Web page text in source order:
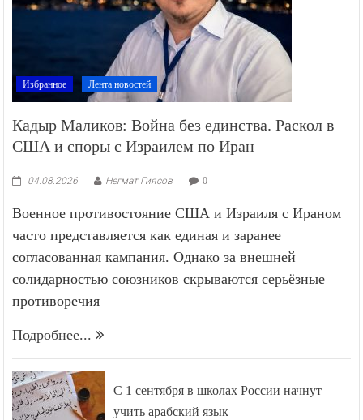
Избранное Лента новостей
Кадыр Маликов: Война без единства. Раскол в
США и споры с Израилем по Иран
04.08.2026 Негмат Гиясов 0
Военное противостояние США и Израиля с Ираном
часто представляется как единая и заранее
согласованная кампания. Однако за внешней
солидарностью союзников скрываются серьёзные
противоречия —
Подробнее...
С 1 сентября в школах России начнут
учить арабский язык